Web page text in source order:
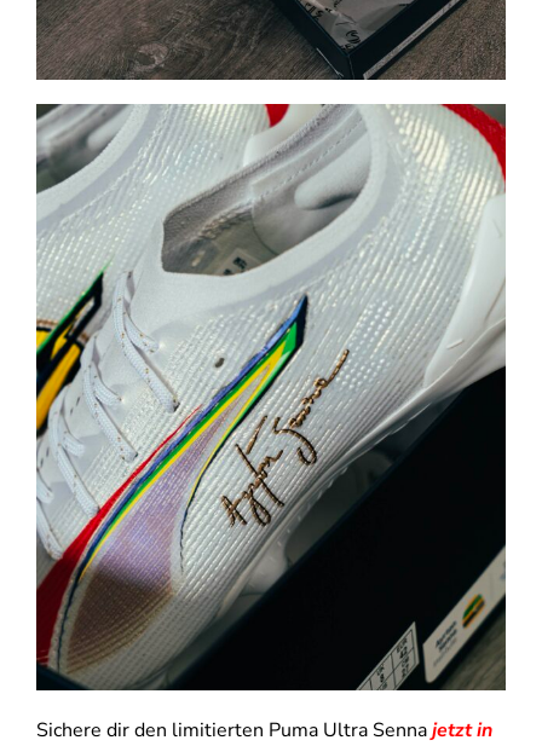
Sichere dir den limitierten Puma Ultra Sennajetzt in